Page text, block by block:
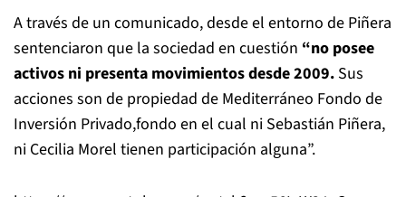
A través de un comunicado, desde el entorno de Piñera
sentenciaron que la sociedad en cuestión “no posee
activos ni presenta movimientos desde 2009. Sus
acciones son de propiedad de Mediterráneo Fondo de
Inversión Privado,fondo en el cual ni Sebastián Piñera,
ni Cecilia Morel tienen participación alguna”.